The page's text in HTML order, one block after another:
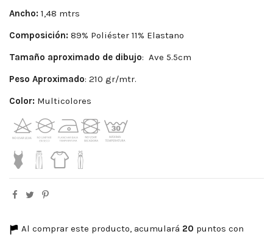
Ancho: 1,48 mtrs
Composición: 89% Poliéster 11% Elastano
Tamaño aproximado de dibujo: Ave 5.5cm
Peso Aproximado: 210 gr/mtr.
Color: Multicolores
Al comprar este producto, acumulará 20 puntos con